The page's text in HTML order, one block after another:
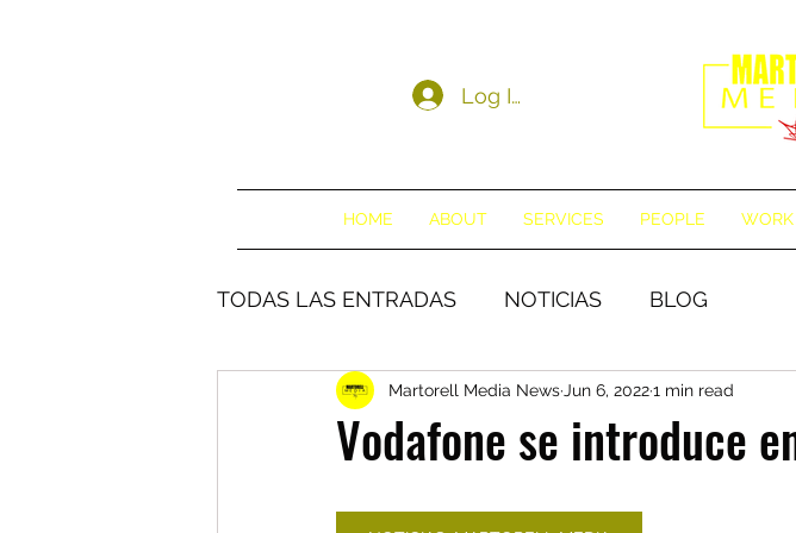
Log In
HOME ABOUT SERVICES PEOPLE WORK
TODAS LAS ENTRADAS NOTICIAS BLOG
Vodafone se introduce
Martorell Media News Jun 6, 20221 min read